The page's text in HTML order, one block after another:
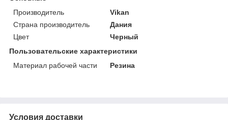
Производитель
Vikan
Страна производитель
Дания
Цвет
Черный
Пользовательские характеристики
Материал рабочей части
Резина
Условия доставки